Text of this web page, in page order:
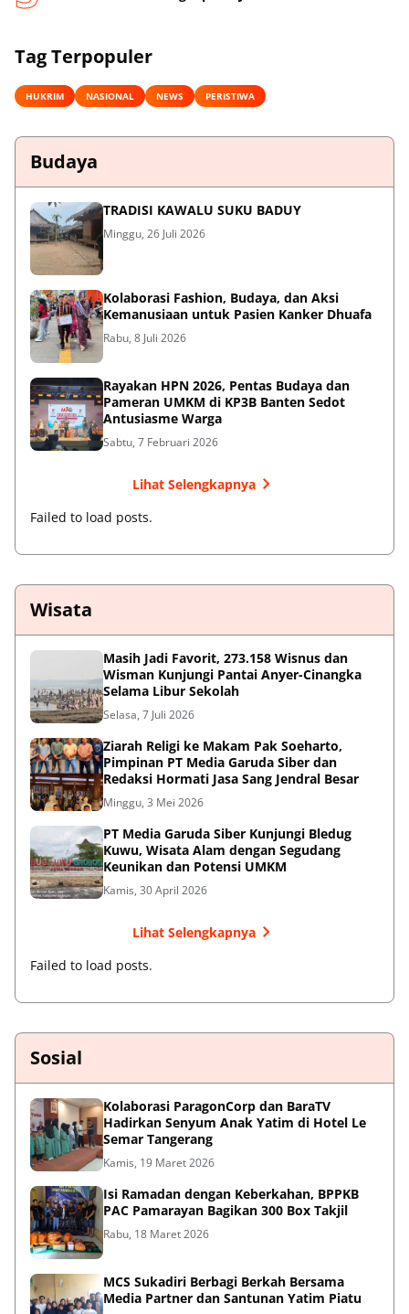
Tag Terpopuler
HUKRIM NASIONAL NEWS PERISTIWA
Budaya
TRADISI KAWALU SUKU BADUY
Minggu, 26 Juli 2026
Kolaborasi Fashion, Budaya, dan Aksi
Kemanusiaan untuk Pasien Kanker Dhuafa
Rabu, 8 Juli 2026
Rayakan HPN 2026, Pentas Budaya dan
Pameran UMKM di KP3B Banten Sedot
Antusiasme Warga
Sabtu, 7 Februari 2026
Lihat Selengkapnya
Failed to load posts.
Wisata
Masih Jadi Favorit, 273.158 Wisnus dan
Wisman Kunjungi Pantai Anyer-Cinangka
Selama Libur Sekolah
Selasa, 7 Juli 2026
Ziarah Religi ke Makam Pak Soeharto,
Pimpinan PT Media Garuda Siber dan
Redaksi Hormati Jasa Sang Jendral Besar
Minggu, 3 Mei 2026
PT Media Garuda Siber Kunjungi Bledug
Kuwu, Wisata Alam dengan Segudang
Keunikan dan Potensi UMKM
Kamis, 30 April 2026
Lihat Selengkapnya
Failed to load posts.
Sosial
Kolaborasi ParagonCorp dan BaraTV
Hadirkan Senyum Anak Yatim di Hotel Le
Semar Tangerang
Kamis, 19 Maret 2026
Isi Ramadan dengan Keberkahan, BPPKB
PAC Pamarayan Bagikan 300 Box Takjil
Rabu, 18 Maret 2026
MCS Sukadiri Berbagi Berkah Bersama
Media Partner dan Santunan Yatim Piatu